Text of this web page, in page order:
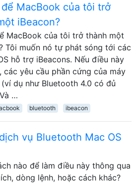
MacBook của tôi trở
iBeacon?
MacBook của tôi trở thành một
Tôi muốn nó tự phát sóng tới các
hỗ trợ iBeacons. Nếu điều này
các yêu cầu phần cứng của máy
dụ như Bluetooth 4.0 có đủ
…
bluetooth ibeacon
vụ Bluetooth Mac OS
nào để làm điều này thông qua
dòng lệnh, hoặc cách khác?